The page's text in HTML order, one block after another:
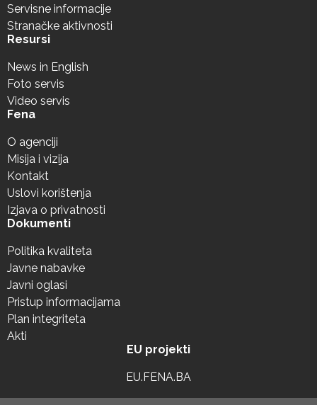
Servisne informacije
Stranačke aktivnosti
Resursi
News in English
Foto servis
Video servis
Fena
O agenciji
Misija i vizija
Kontakt
Uslovi korištenja
Izjava o privatnosti
Dokumenti
Politika kvaliteta
Javne nabavke
Javni oglasi
Pristup informacijama
Plan integriteta
Akti
EU projekti
EU.FENA.BA